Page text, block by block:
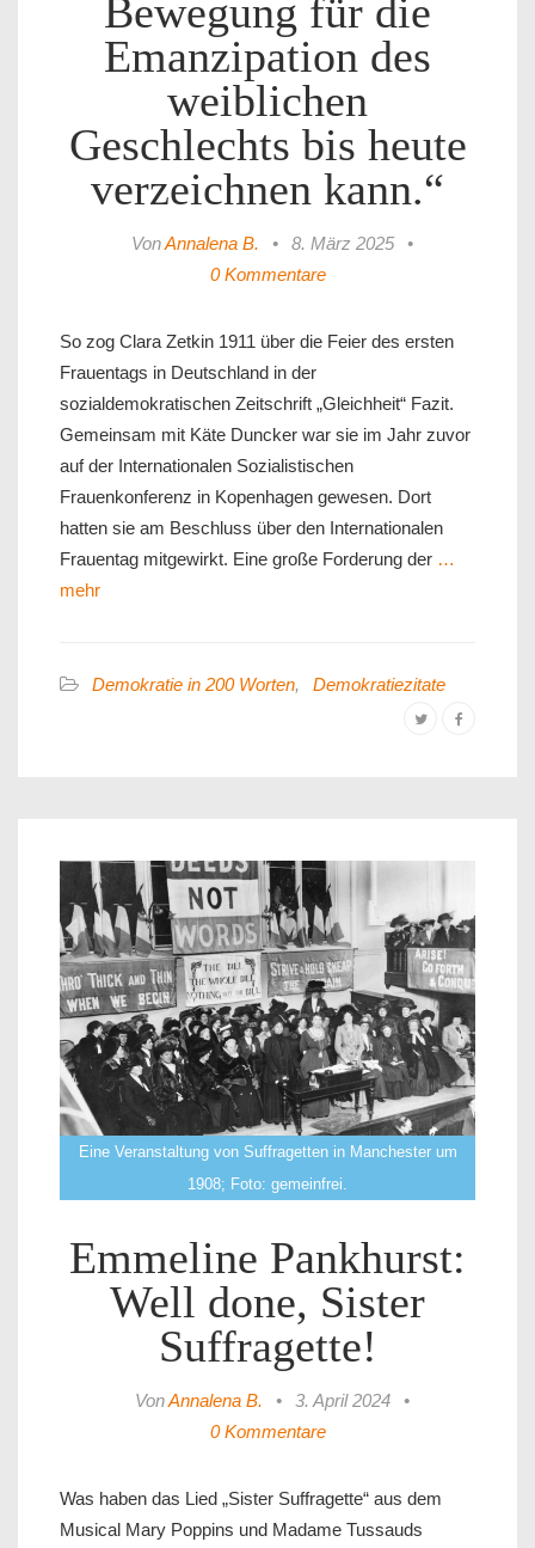
Bewegung für die
Emanzipation des
weiblichen
Geschlechts bis heute
verzeichnen kann.“
VonAnnalena B. • 8. März 2025
•
0 Kommentare
So zog Clara Zetkin 1911 über die Feier des ersten
Frauentags in Deutschland in der
sozialdemokratischen Zeitschrift „Gleichheit“ Fazit.
Gemeinsam mit Käte Duncker war sie im Jahr zuvor
auf der Internationalen Sozialistischen
Frauenkonferenz in Kopenhagen gewesen. Dort
hatten sie am Beschluss über den Internationalen
Frauentag mitgewirkt. Eine große Forderung der …
mehr
Demokratie in 200 Worten, Demokratiezitate
Eine Veranstaltung von Suffragetten in Manchester um
1908; Foto: gemeinfrei.
Emmeline Pankhurst:
Well done, Sister
Suffragette!
VonAnnalena B. • 3. April 2024
•
0 Kommentare
Was haben das Lied „Sister Suffragette“ aus dem
Musical Mary Poppins und Madame Tussauds